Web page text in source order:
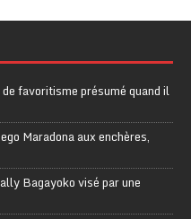
favoritisme présumé quand il
Maradona aux enchères,
Bagayoko visé par une